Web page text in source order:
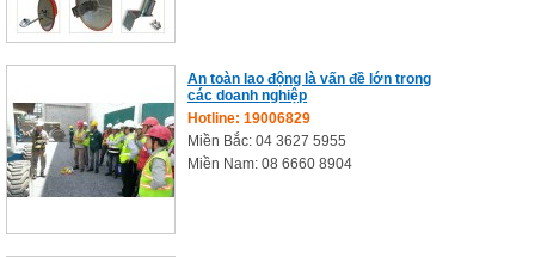
An toàn lao động là vấn đề lớn trong
các doanh nghiệp
Hotline: 19006829
Miền Bắc: 04 3627 5955
Miền Nam: 08 6660 8904